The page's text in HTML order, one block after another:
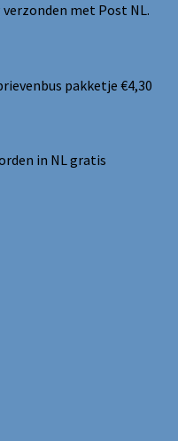
met Post NL.
pakketje €4,30
in NL gratis